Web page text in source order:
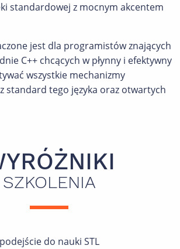
standardowej z mocnym akcentem
jest dla programistów znających
C++ chcących w płynny i efektywny
wszystkie mechanizmy
standard tego języka oraz otwartych
SZKOLENIA
do nauki STL